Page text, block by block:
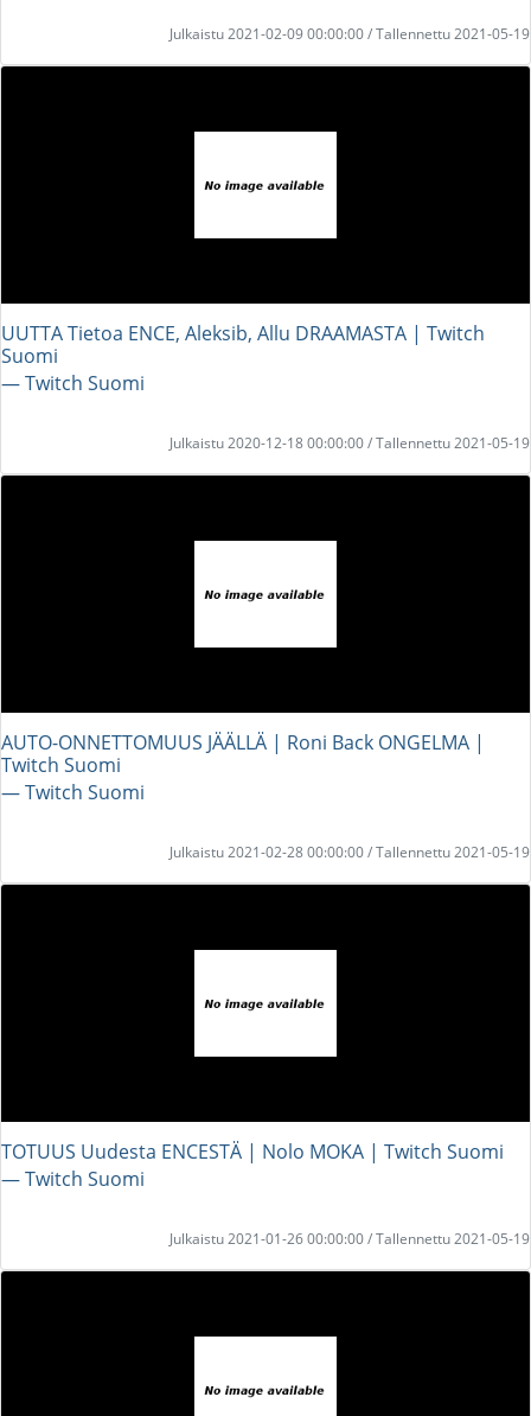
Julkaistu 2021-02-09 00:00:00 / Tallennettu 2021-05-19
UUTTA Tietoa ENCE, Aleksib, Allu DRAAMASTA | Twitch
Suomi
― Twitch Suomi
Julkaistu 2020-12-18 00:00:00 / Tallennettu 2021-05-19
AUTO-ONNETTOMUUS JÄÄLLÄ | Roni Back ONGELMA |
Twitch Suomi
― Twitch Suomi
Julkaistu 2021-02-28 00:00:00 / Tallennettu 2021-05-19
TOTUUS Uudesta ENCESTÄ | Nolo MOKA | Twitch Suomi
― Twitch Suomi
Julkaistu 2021-01-26 00:00:00 / Tallennettu 2021-05-19